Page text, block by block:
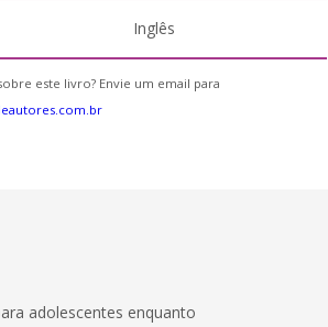
Inglês
este livro? Envie um email para
adolescentes enquanto